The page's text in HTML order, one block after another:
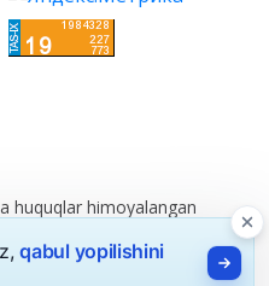
huquqlar himoyalangan
shartlari
qabul yopilishini